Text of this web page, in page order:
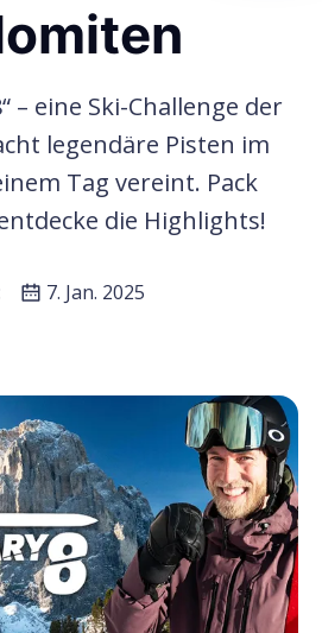
– eine Ski-Challenge der
legendäre Pisten im
Tag vereint. Pack
die Highlights!
7. Jan. 2025